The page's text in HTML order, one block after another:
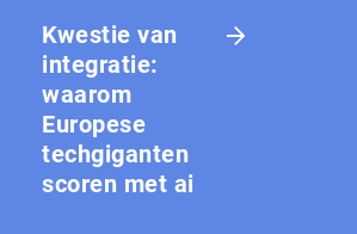
Kwestie van
integratie:
waarom
Europese
techgiganten
scoren met ai